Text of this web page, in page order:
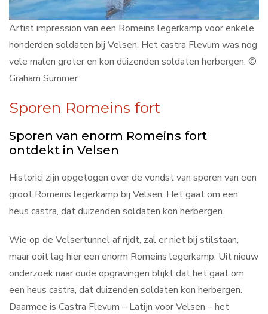
Search
Artist impression van een Romeins legerkamp voor enkele
honderden soldaten bij Velsen. Het castra Flevum was nog
vele malen groter en kon duizenden soldaten herbergen. ©
Graham Summer
Sporen Romeins fort
Sporen van enorm Romeins fort
ontdekt in Velsen
Historici zijn opgetogen over de vondst van sporen van een
groot Romeins legerkamp bij Velsen. Het gaat om een
heus castra, dat duizenden soldaten kon herbergen.
Wie op de Velsertunnel af rijdt, zal er niet bij stilstaan,
maar ooit lag hier een enorm Romeins legerkamp. Uit nieuw
onderzoek naar oude opgravingen blijkt dat het gaat om
een heus castra, dat duizenden soldaten kon herbergen.
Daarmee is Castra Flevum – Latijn voor Velsen – het